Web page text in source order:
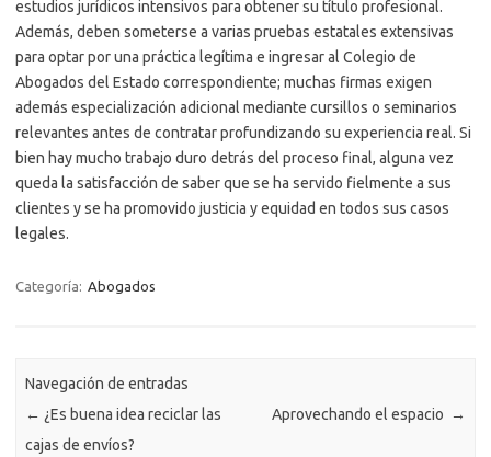
estudios jurídicos intensivos para obtener su título profesional.
Además, deben someterse a varias pruebas estatales extensivas
para optar por una práctica legítima e ingresar al Colegio de
Abogados del Estado correspondiente; muchas firmas exigen
además especialización adicional mediante cursillos o seminarios
relevantes antes de contratar profundizando su experiencia real. Si
bien hay mucho trabajo duro detrás del proceso final, alguna vez
queda la satisfacción de saber que se ha servido fielmente a sus
clientes y se ha promovido justicia y equidad en todos sus casos
legales.
Categoría: Abogados
Navegación de entradas
← ¿Es buena idea reciclar las
cajas de envíos?
Aprovechando el espacio →